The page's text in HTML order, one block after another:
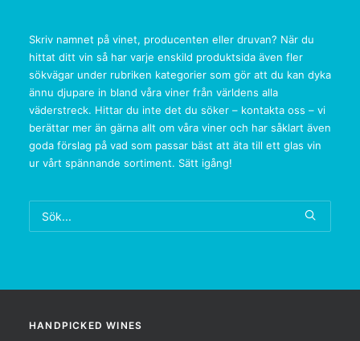
Skriv namnet på vinet, producenten eller druvan? När du
hittat ditt vin så har varje enskild produktsida även fler
sökvägar under rubriken kategorier som gör att du kan dyka
ännu djupare in bland våra viner från världens alla
väderstreck. Hittar du inte det du söker – kontakta oss – vi
berättar mer än gärna allt om våra viner och har såklart även
goda förslag på vad som passar bäst att äta till ett glas vin
ur vårt spännande sortiment. Sätt igång!
HANDPICKED WINES